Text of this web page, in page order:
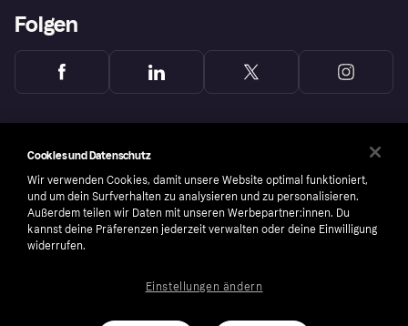
Folgen
number: 556737-0431
Cookies und Datenschutz
Wir verwenden Cookies, damit unsere Website optimal funktioniert,
und um dein Surfverhalten zu analysieren und zu personalisieren.
Außerdem teilen wir Daten mit unseren Werbepartner:innen. Du
kannst deine Präferenzen jederzeit verwalten oder deine Einwilligung
widerrufen.
Einstellungen ändern